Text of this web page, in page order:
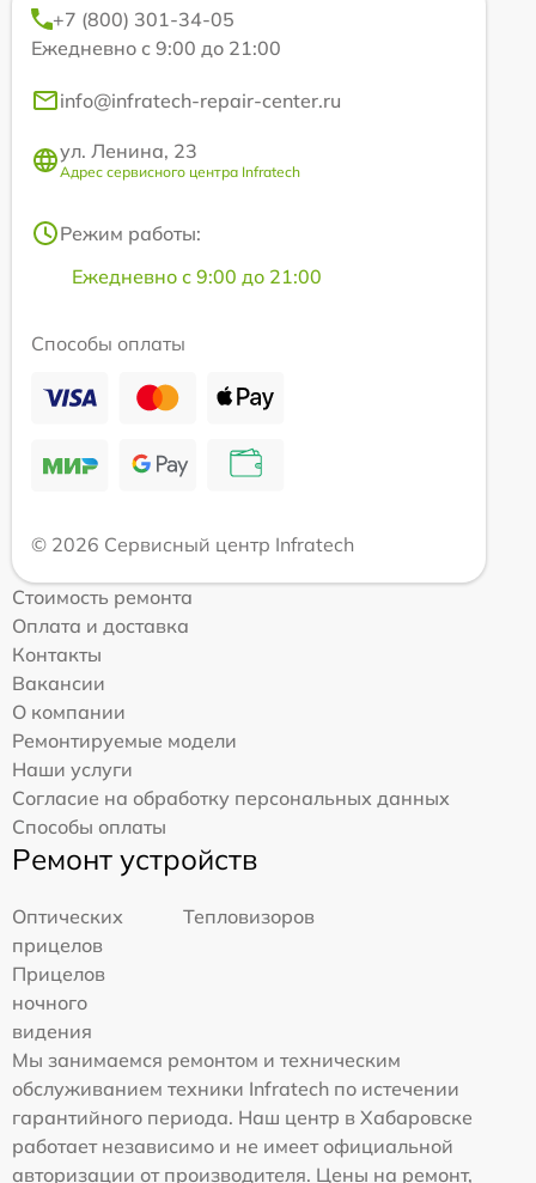
+7 (800) 301-34-05
Ежедневно с 9:00 до 21:00
info@infratech-repair-center.ru
ул. Ленина, 23
Адрес сервисного центра Infratech
Режим работы:
Ежедневно с 9:00 до 21:00
Способы оплаты
© 2026 Сервисный центр Infratech
Стоимость ремонта
Оплата и доставка
Контакты
Вакансии
О компании
Ремонтируемые модели
Наши услуги
Согласие на обработку персональных данных
Способы оплаты
Ремонт устройств
Оптических
прицелов
Тепловизоров
Прицелов
ночного
видения
Мы занимаемся ремонтом и техническим
обслуживанием техники Infratech по истечении
гарантийного периода. Наш центр в Хабаровске
работает независимо и не имеет официальной
авторизации от производителя. Цены на ремонт,